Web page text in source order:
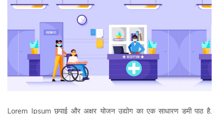
Softwares
Mobile Apps
Partners
Contact Us
Lorem Ipsum छपाई और अक्षर योजन उद्योग का एक साधारण डमी पाठ है.